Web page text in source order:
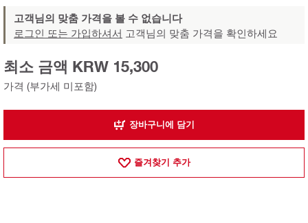
고객님의 맞춤 가격을 볼 수 없습니다
로그인 또는 가입하셔서 고객님의 맞춤 가격을 확인하세요
가격 (부가세 미포함)
최소 금액 KRW 15,300
장바구니에 담기
즐겨찾기 추가